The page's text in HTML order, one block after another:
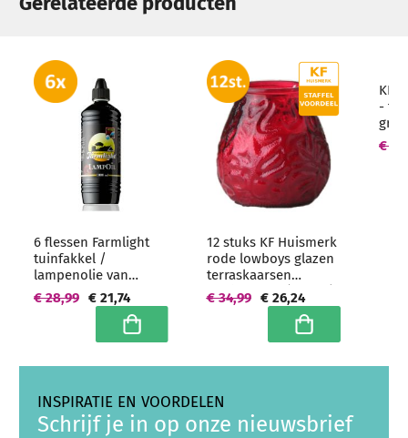
6 flessen Farmlight
tuinfakkel /
lampenolie van
zuivere paraffine - 6 x
1 liter
grootverpakking
€ 21,74
€ 28,99
In winkelwagen
12 stuks KF Huismerk
rode lowboys glazen
terraskaarsen
100/100 mm (70 uur)
Hoogwaardige
horeca kwaliteit -
grootverpakking
€ 26,24
€ 34,99
In winkelwagen
KF
-
mm
€
INSPIRATIE EN VOORDELEN
Schrijf je in op onze nieuwsbrief